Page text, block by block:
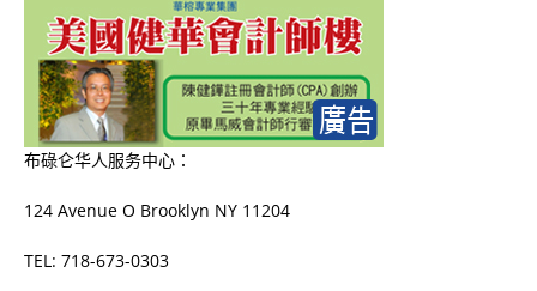
布碌仑华人服务中心：
124 Avenue O Brooklyn NY 11204
TEL: 718-673-0303